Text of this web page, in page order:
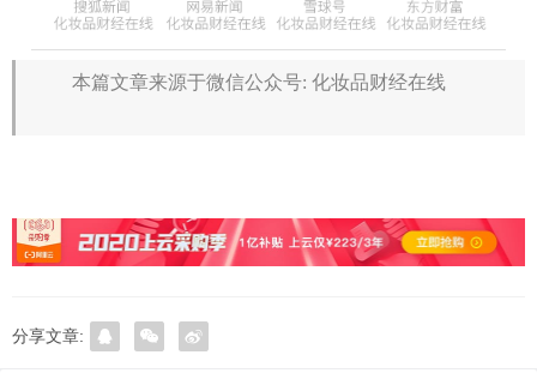
本篇文章来源于微信公众号: 化妆品财经在线
分享文章: